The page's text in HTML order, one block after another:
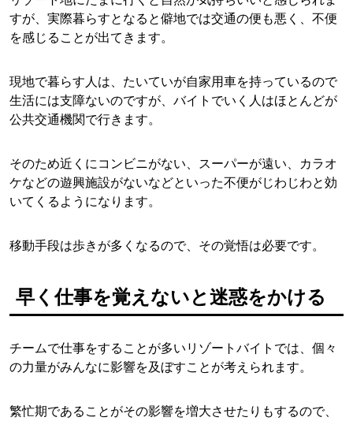
すが、実際暮らすとなると僻地では交通の便も悪く、不便
を感じることが出てきます。
現地で暮らす人は、たいていが自家用車を持っているので
生活には支障ないのですが、バイトでいく人はほとんどが
公共交通機関で行きます。
そのため近くにコンビニがない、スーパーが遠い、カラオ
ケなどの遊興施設がないなどといった不便がじわじわと効
いてくるようになります。
移動手段は歩きが多くなるので、その覚悟は必要です。
早く仕事を覚えないと迷惑をかける
チームで仕事をすることが多いリゾートバイトでは、個々
の力量がみんなに影響を及ぼすことが考えられます。
繁忙期であることがその影響を増大させたりもするので、